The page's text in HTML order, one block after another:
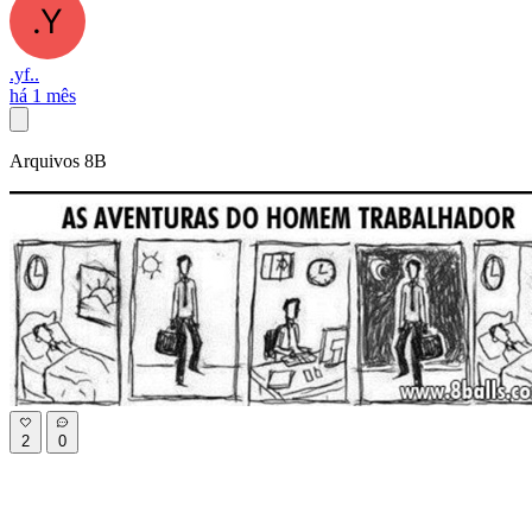
.yf..
há 1 mês
Arquivos 8B
2 0